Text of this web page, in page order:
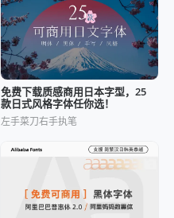
免费下载质感商用日本字型，25
款日式风格字体任你选！
左手菜刀右手执笔